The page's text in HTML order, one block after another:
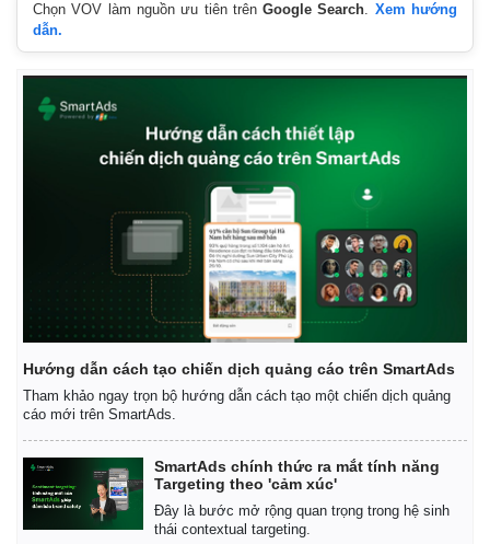
Thế giới
Quan sát
Cuộc sống đó đây
Hồ sơ
Multimedia
Video
Ảnh
E-Magazine
Chọn VOV làm nguồn ưu tiên trênGoogle Search. Xem hướng
dẫn.
Hướng dẫn cách tạo chiến dịch quảng cáo trên SmartAds
Tham khảo ngay trọn bộ hướng dẫn cách tạo một chiến dịch quảng
cáo mới trên SmartAds.
SmartAds chính thức ra mắt tính năng
Targeting theo 'cảm xúc'
Đây là bước mở rộng quan trọng trong hệ sinh
thái contextual targeting.